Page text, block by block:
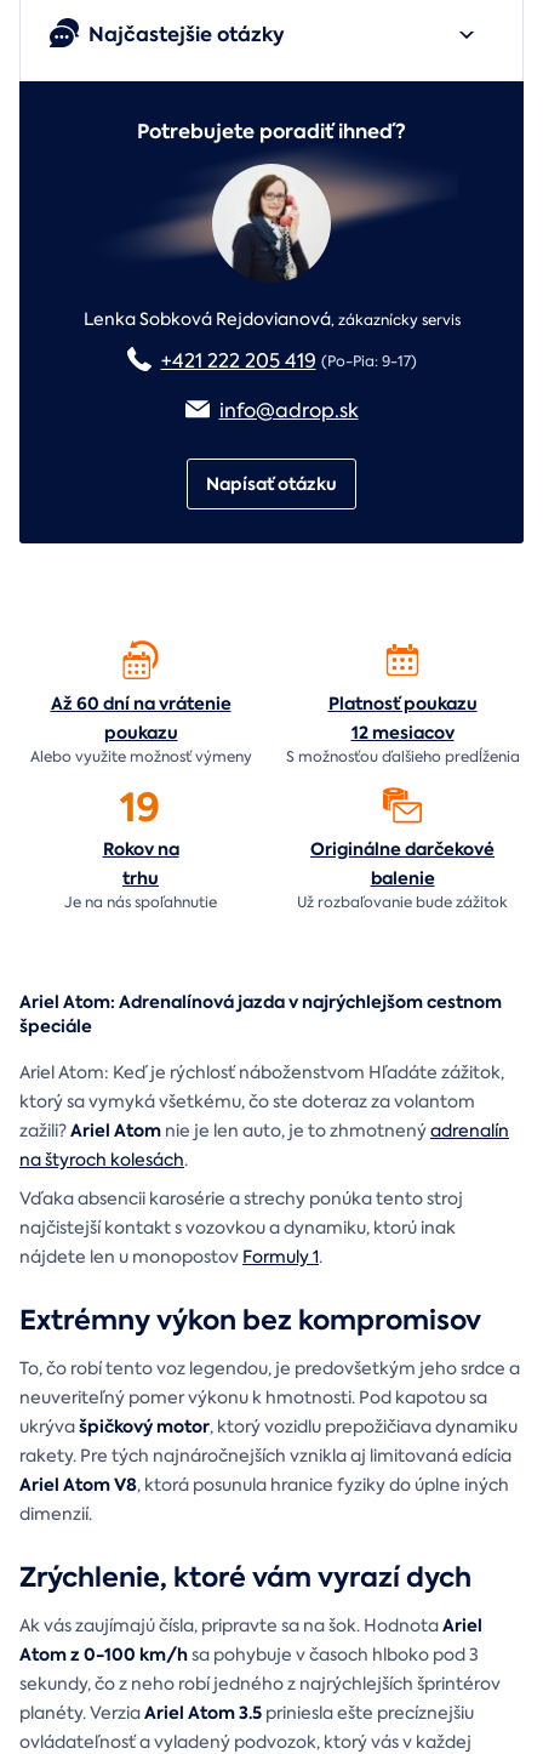
Najčastejšie otázky
Potrebujete poradiť ihneď?
Lenka Sobková Rejdovianová,zákaznícky servis
+421 222 205 419 (Po-Pia: 9-17)
info@adrop.sk
Napísať otázku
Až 60 dní na vrátenie
poukazu
Alebo využite možnosť výmeny
Platnosť poukazu
12 mesiacov
S možnosťou ďalšieho predĺženia
19
Rokov na
trhu
Je na násspoľahnutie
Originálne darčekové
balenie
Už rozbaľovanie budezážitok
Ariel Atom: Adrenalínová jazda v najrýchlejšom cestnom
špeciále
Ariel Atom: Keď je rýchlosť náboženstvom Hľadáte zážitok,
ktorý sa vymyká všetkému, čo ste doteraz za volantom
zažili?Ariel Atom nie je len auto, je to zhmotnenýadrenalín
na štyroch kolesách.
Vďaka absencii karosérie a strechy ponúka tento stroj
najčistejší kontakt s vozovkou a dynamiku, ktorú inak
nájdete len u monopostov Formuly 1.
Extrémny výkon bez kompromisov
To, čo robí tento voz legendou, je predovšetkým jeho srdce a
neuveriteľný pomer výkonu k hmotnosti. Pod kapotou sa
ukrývašpičkovýmotor, ktorý vozidlu prepožičiava dynamiku
rakety. Pre tých najnáročnejších vznikla aj limitovaná edícia
Ariel Atom V8, ktorá posunula hranice fyziky do úplne iných
dimenzií.
Zrýchlenie, ktoré vám vyrazí dych
Ak vás zaujímajú čísla, pripravte sa na šok. HodnotaAriel
Atom z 0-100 km/hsa pohybuje v časoch hlboko pod 3
sekundy, čo z neho robí jedného z najrýchlejších šprintérov
planéty. VerziaAriel Atom 3.5 priniesla ešte precíznejšiu
ovládateľnosť a vyladený podvozok, ktorý vás v každej